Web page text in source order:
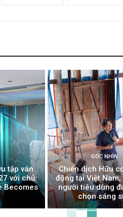
tập ván
với chủ
Becomes
GÓC NHÌN
Chiến dịch Hữu
động tại Việt Nam,
người tiêu dùng
chọn sáng